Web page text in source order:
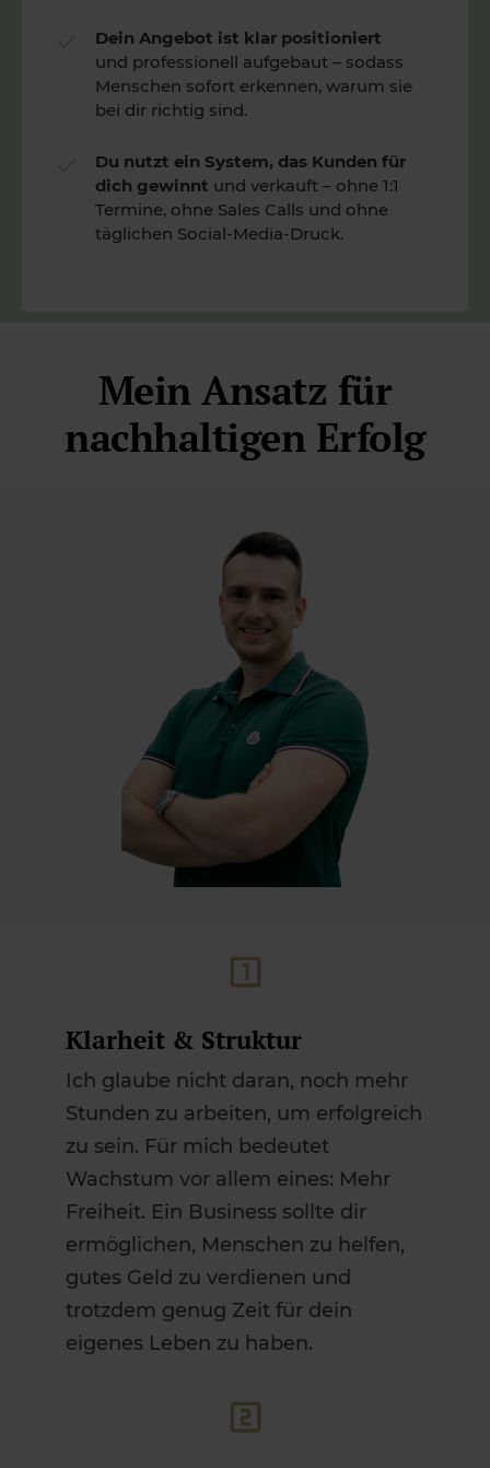
Dein Angebot ist klar positioniert
und professionell aufgebaut – sodass
Menschen sofort erkennen, warum sie
bei dir richtig sind.
Du nutzt ein System, das Kunden für
dich gewinnt und verkauft – ohne 1:1
Termine, ohne Sales Calls und ohne
täglichen Social-Media-Druck.
Mein Ansatz für
nachhaltigen Erfolg
Klarheit & Struktur
Ich glaube nicht daran, noch mehr
Stunden zu arbeiten, um erfolgreich
zu sein. Für mich bedeutet
Wachstum vor allem eines: Mehr
Freiheit. Ein Business sollte dir
ermöglichen, Menschen zu helfen,
gutes Geld zu verdienen und
trotzdem genug Zeit für dein
eigenes Leben zu haben.